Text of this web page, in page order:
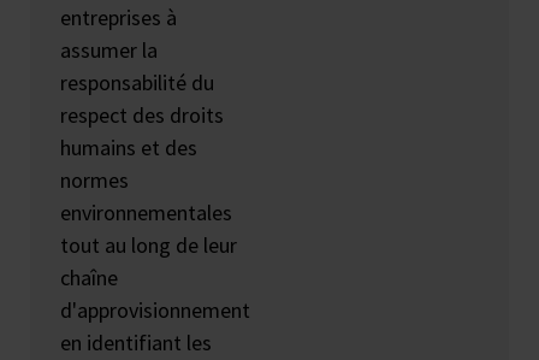
entreprises à
assumer la
responsabilité du
respect des droits
humains et des
normes
environnementales
tout au long de leur
chaîne
d'approvisionnement
en identifiant les